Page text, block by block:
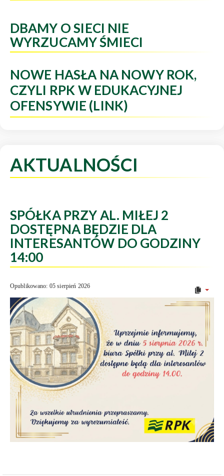
DBAMY O SIECI NIE
WYRZUCAMY ŚMIECI
NOWE HASŁA NA NOWY ROK,
CZYLI RPK W EDUKACYJNEJ
OFENSYWIE (LINK)
AKTUALNOŚCI
SPÓŁKA PRZY AL. MIŁEJ 2
DOSTĘPNA BĘDZIE DLA
INTERESANTÓW DO GODZINY
14:00
Opublikowano: 05 sierpień 2026